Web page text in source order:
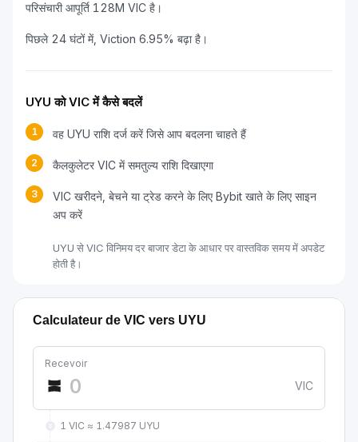
परिसंचारी आपूर्ति 128M VIC है।
पिछले 24 घंटों में, Viction 6.95% बढ़ा है।
UYU को VIC में कैसे बदलें
1 वह UYU राशि दर्ज करें जिसे आप बदलना चाहते हैं
2 कैलकुलेटर VIC में समतुल्य राशि दिखाएगा
3
VIC खरीदने, बेचने या ट्रेड करने के लिए Bybit खाते के लिए साइन
अप करें
UYU से VIC विनिमय दर बाजार डेटा के आधार पर वास्तविक समय में अपडेट
होती है।
Calculateur de VIC vers UYU
Recevoir
VIC
1 VIC ≈ 1.47987 UYU